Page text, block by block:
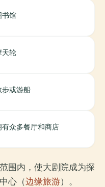
书馆
天轮
步或游船
众多餐厅和商店
围内，使大剧院成为探
心（边缘旅游）。